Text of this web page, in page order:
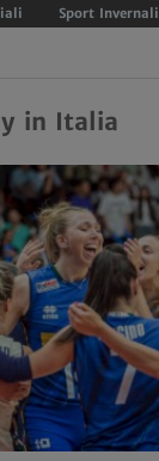
Sport Invernali
in Italia